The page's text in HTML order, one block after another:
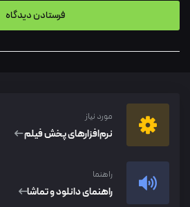
مورد نیاز
نرم‌افزار‌های پخش فیلم
راهنما
راهنمای دانلود و تماشا